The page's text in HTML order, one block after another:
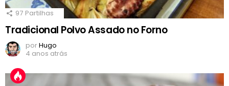
97 Partilhas
Tradicional Polvo Assado no Forno
porHugo
4 anos atrás